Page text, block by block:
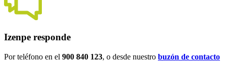
Izenpe responde
Por teléfono en el 900 840 123, o desde nuestro buzón de contacto